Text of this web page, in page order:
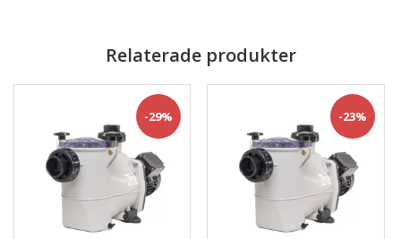
Relaterade produkter
-29% -23%